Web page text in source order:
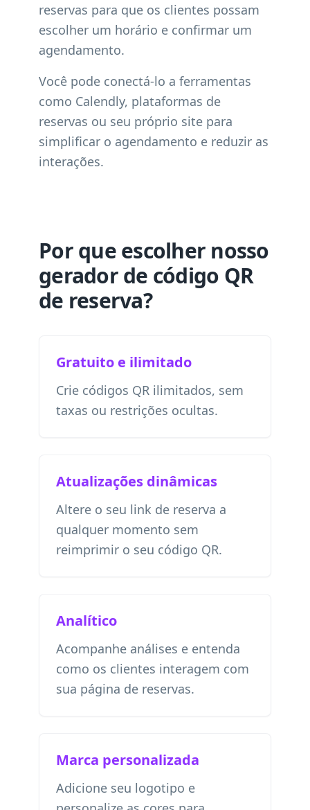
reservas para que os clientes possam
escolher um horário e confirmar um
agendamento.
Você pode conectá-lo a ferramentas
como Calendly, plataformas de
reservas ou seu próprio site para
simplificar o agendamento e reduzir as
interações.
Por que escolher nosso
gerador de código QR
de reserva?
Gratuito e ilimitado
Crie códigos QR ilimitados, sem
taxas ou restrições ocultas.
Atualizações dinâmicas
Altere o seu link de reserva a
qualquer momento sem
reimprimir o seu código QR.
Analítico
Acompanhe análises e entenda
como os clientes interagem com
sua página de reservas.
Marca personalizada
Adicione seu logotipo e